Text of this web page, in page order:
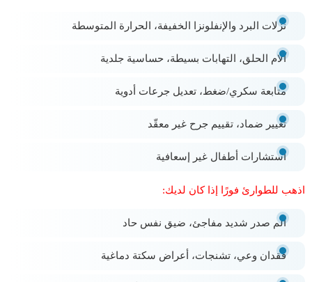
نزلات البرد والإنفلونزا الخفيفة، الحرارة المتوسطة
آلام الحلق، التهابات بسيطة، حساسية جلدية
متابعة سكري/ضغط، تعديل جرعات أدوية
تغيير ضماد، تقييم جرح غير معقّد
استشارات أطفال غير إسعافية
اذهب للطوارئ فورًا إذا كان لديك:
ألم صدر شديد مفاجئ، ضيق نفس حاد
فقدان وعي، تشنجات، أعراض سكتة دماغية